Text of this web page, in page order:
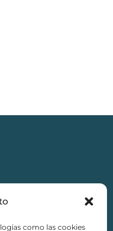
como las cookies